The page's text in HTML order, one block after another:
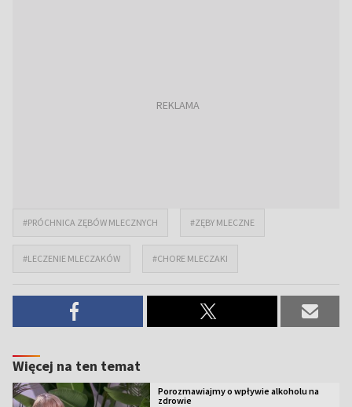
#PRÓCHNICA ZĘBÓW MLECZNYCH #ZĘBY MLECZNE
#LECZENIE MLECZAKÓW #CHORE MLECZAKI
Więcej na ten temat
Porozmawiajmy o wpływie alkoholu na
zdrowie